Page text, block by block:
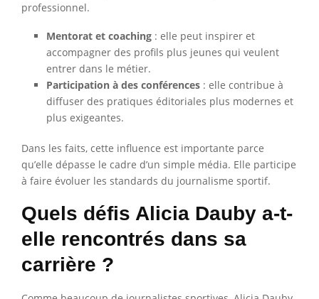
professionnel.
Mentorat et coaching : elle peut inspirer et
accompagner des profils plus jeunes qui veulent
entrer dans le métier.
Participation à des conférences : elle contribue à
diffuser des pratiques éditoriales plus modernes et
plus exigeantes.
Dans les faits, cette influence est importante parce
qu’elle dépasse le cadre d’un simple média. Elle participe
à faire évoluer les standards du journalisme sportif.
Quels défis Alicia Dauby a-t-
elle rencontrés dans sa
carrière ?